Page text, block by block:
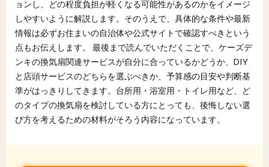
ョンし、どの程度負担が軽くなる可能性があるのかをイメージ
しやすいように解説します。そのうえで、具体的な条件や最新
情報は必ずお住まいの自治体や公式サイトで確認すべきという
点もお伝えします。 最後まで読んでいただくことで、ケーズデ
ンキの換気扇関連サービスが自分に合っているかどうか、DIY
と店頭サービスのどちらを選ぶべきか、予算感の目安や判断基
準がはっきりしてきます。台所用・浴室用・トイレ用など、ど
のタイプの換気扇を検討している方にとっても、後悔しない選
び方を考えるための材料がそろう内容になっています。